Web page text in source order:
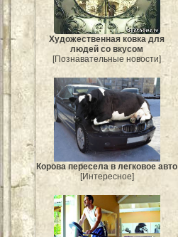
Художественная ковка для
людей со вкусом
[Познавательные новости]
Корова пересела в легковое авто
[Интересное]